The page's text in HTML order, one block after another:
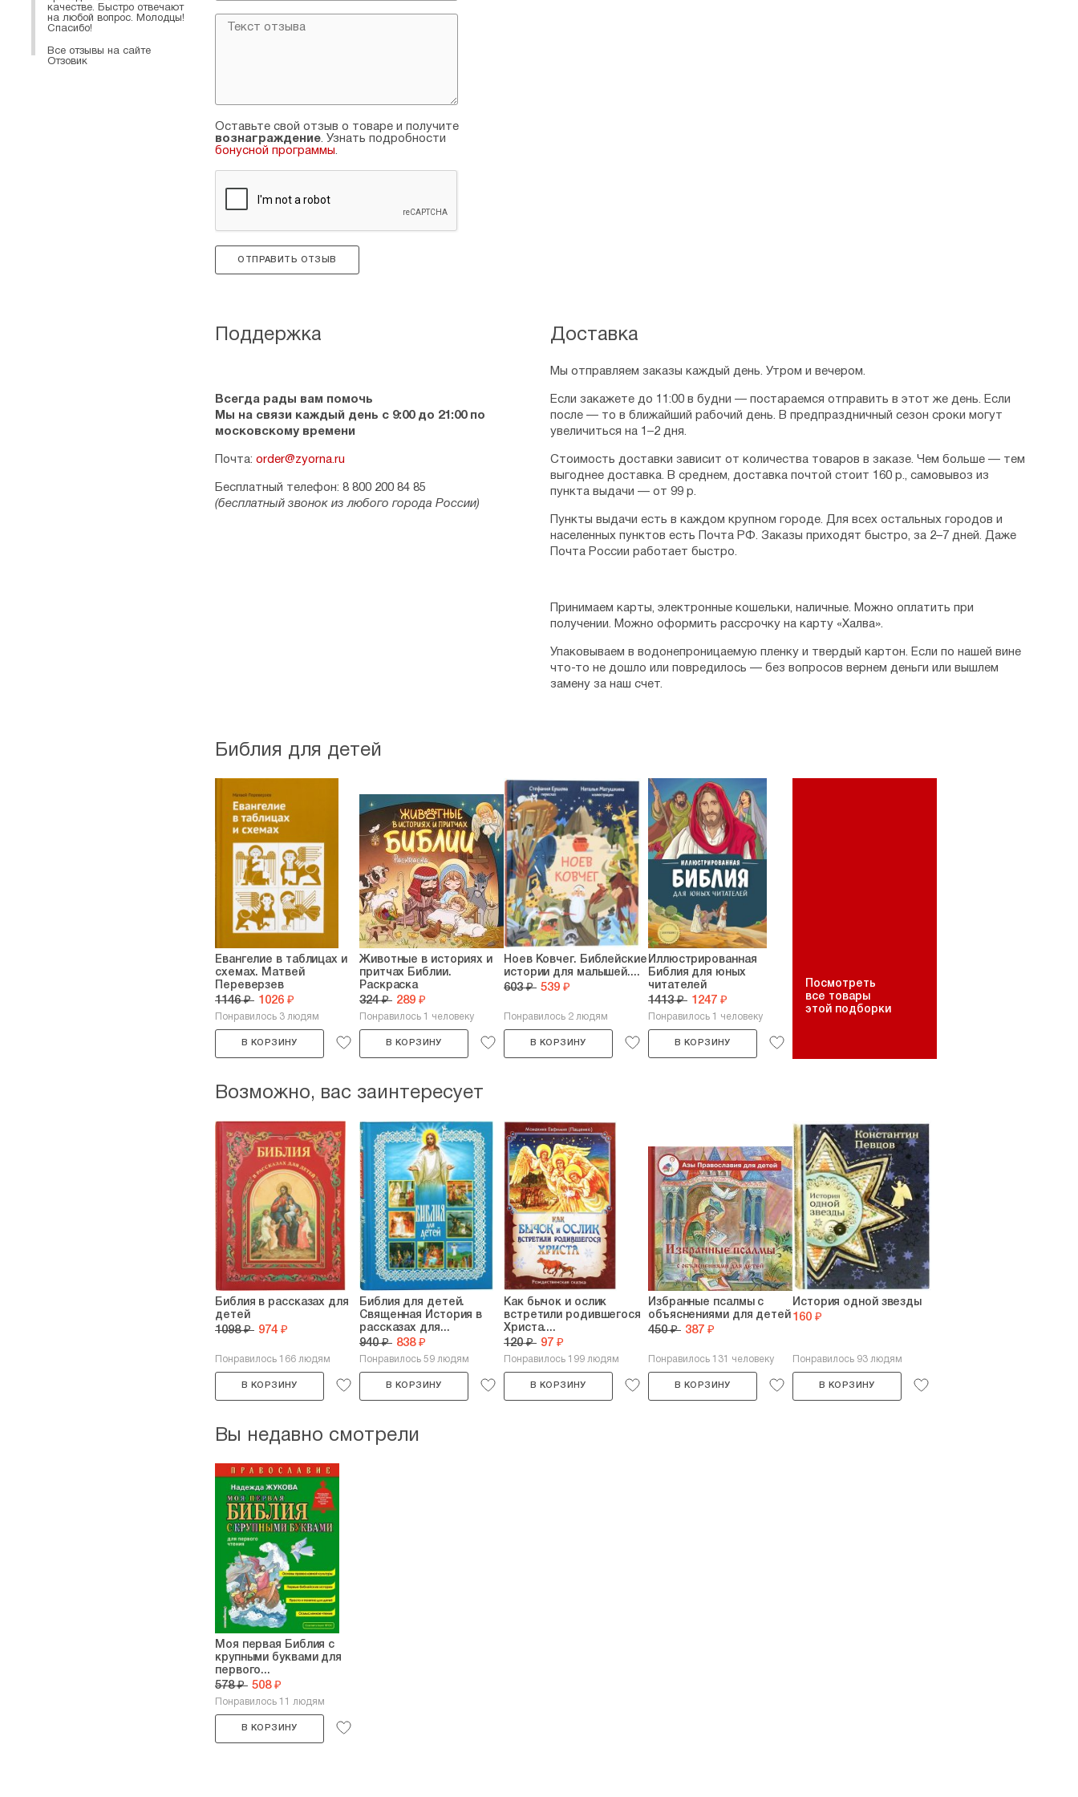
Оставьте свой отзыв о товаре и получите
вознаграждение. Узнать подробности
бонусной программы.
ОТПРАВИТЬ ОТЗЫВ
Поддержка
Всегда рады вам помочь
Мы на связи каждый день с 9:00 до 21:00 по
московскому времени
Почта: order@zyorna.ru
Бесплатный телефон: 8 800 200 84 85
(бесплатный звонок из любого города России)
Доставка
Мы отправляем заказы каждый день. Утром и вечером.
Если закажете до 11:00 в будни — постараемся отправить в этот же день. Если
после — то в ближайший рабочий день. В предпраздничный сезон сроки могут
увеличиться на 1–2 дня.
Стоимость доставки зависит от количества товаров в заказе. Чем больше — тем
выгоднее доставка. В среднем, доставка почтой стоит 160 р., самовывоз из
пункта выдачи — от 99 р.
Пункты выдачи есть в каждом крупном городе. Для всех остальных городов и
населенных пунктов есть Почта РФ. Заказы приходят быстро, за 2–7 дней. Даже
Почта России работает быстро.
Принимаем карты, электронные кошельки, наличные. Можно оплатить при
получении. Можно оформить рассрочку на карту «Халва».
Упаковываем в водонепроницаемую пленку и твердый картон. Если по нашей вине
что-то не дошло или повредилось — без вопросов вернем деньги или вышлем
замену за наш счет.
Библия для детей
Евангелие в таблицах и
схемах. Матвей
Переверзев
1146 ₽ 1026 ₽
Понравилось 3 людям
В КОРЗИНУ
Животные в историях и
притчах Библии.
Раскраска
324 ₽ 289 ₽
Понравилось 1 человеку
В КОРЗИНУ
Ноев Ковчег. Библейские
истории для малышей....
603 ₽ 539 ₽
Понравилось 2 людям
В КОРЗИНУ
Иллюстрированная
Библия для юных
читателей
1413 ₽ 1247 ₽
Понравилось 1 человеку
В КОРЗИНУ
Посмотреть
все товары
этой подборки
Возможно, вас заинтересует
Библия в рассказах для
детей
1098 ₽ 974 ₽
Понравилось 166 людям
В КОРЗИНУ
Библия для детей.
Священная История в
рассказах для...
940 ₽ 838 ₽
Понравилось 59 людям
В КОРЗИНУ
Как бычок и ослик
встретили родившегося
Христа....
120 ₽ 97 ₽
Понравилось 199 людям
В КОРЗИНУ
Избранные псалмы с
объяснениями для детей
450 ₽ 387 ₽
Понравилось 131 человеку
В КОРЗИНУ
История одной звезды
160 ₽
Понравилось 93 людям
В КОРЗИНУ
Вы недавно смотрели
Моя первая Библия с
крупными буквами для
первого...
578 ₽ 508 ₽
Понравилось 11 людям
В КОРЗИНУ
качестве. Быстро отвечают
на любой вопрос. Молодцы!
Спасибо!
Все отзывы на сайте
Отзовик